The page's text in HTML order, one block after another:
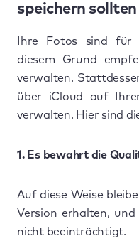
speichern sollten
Ihre Fotos sind für
diesem Grund
verwalten.
über iCloud auf
verwalten. Hier sind
1. Es bewahrt die
Auf diese Weise
Version erhalten,
nicht beeinträchtigt.